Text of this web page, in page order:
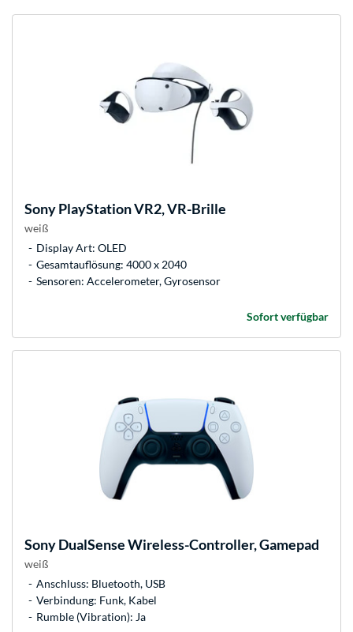
SonyPlayStation VR2, VR-Brille
weiß
Display Art: OLED
Gesamtauflösung: 4000 x 2040
Sensoren: Accelerometer, Gyrosensor
Sofort verfügbar
SonyDualSense Wireless-Controller, Gamepad
weiß
Anschluss: Bluetooth, USB
Verbindung: Funk, Kabel
Rumble (Vibration): Ja